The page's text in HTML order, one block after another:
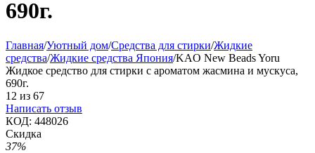
690г.
Главная/Уютный дом/Средства для стирки/Жидкие
средства/Жидкие средства Япония/KAO New Beads Yoru
Жидкое средство для стирки с ароматом жасмина и мускуса,
690г.
12 из 67
Написать отзыв
КОД: 448026
Скидка
37%